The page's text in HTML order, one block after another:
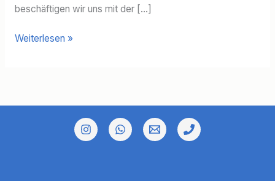
beschäftigen wir uns mit der […]
Warum
Weiterlesen »